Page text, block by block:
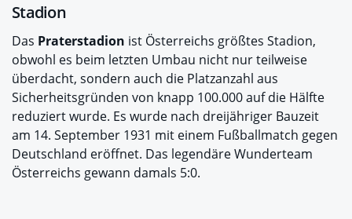
Stadion
Das Praterstadion ist Österreichs größtes Stadion,
obwohl es beim letzten Umbau nicht nur teilweise
überdacht, sondern auch die Platzanzahl aus
Sicherheitsgründen von knapp 100.000 auf die Hälfte
reduziert wurde. Es wurde nach dreijähriger Bauzeit
am 14. September 1931 mit einem Fußballmatch gegen
Deutschland eröffnet. Das legendäre Wunderteam
Österreichs gewann damals 5:0.